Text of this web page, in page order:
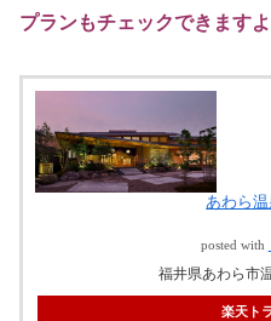
プランもチェックできます
あわら
posted with
福井県あわら市
楽天ト